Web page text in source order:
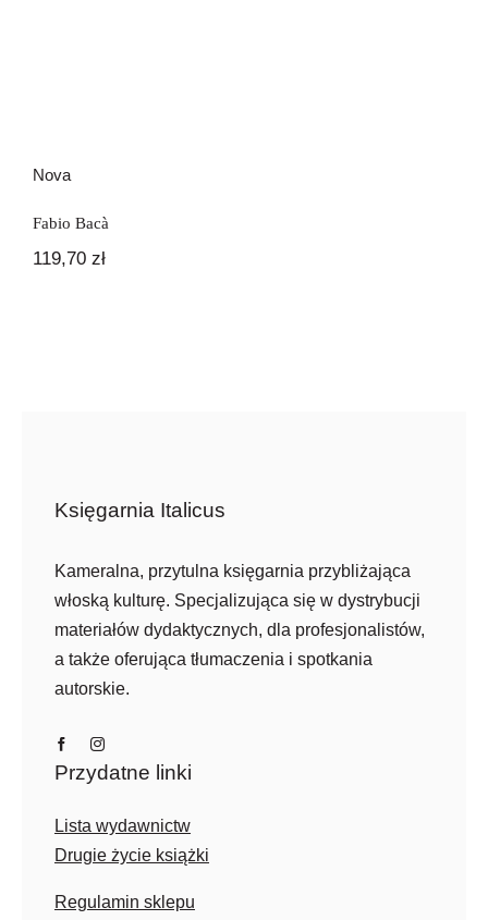
Nova
Fabio Bacà
119,70 zł
Księgarnia Italicus
Kameralna, przytulna księgarnia przybliżająca
włoską kulturę. Specjalizująca się w dystrybucji
materiałów dydaktycznych, dla profesjonalistów,
a także oferująca tłumaczenia i spotkania
autorskie.
Przydatne linki
Lista wydawnictw
Drugie życie książki
Regulamin sklepu